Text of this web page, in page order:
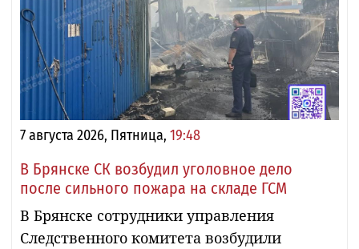
7 августа 2026, Пятница, 19:48
В Брянске СК возбудил уголовное дело
после сильного пожара на складе ГСМ
В Брянске сотрудники управления
Следственного комитета возбудили